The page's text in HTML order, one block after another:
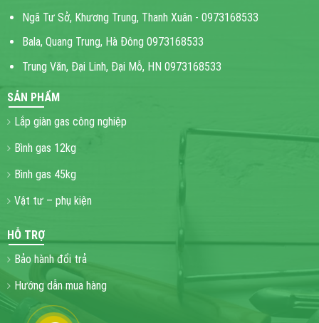
Ngã Tư Sở, Khương Trung, Thanh Xuân - 0973168533
Bala, Quang Trung, Hà Đông 0973168533
Trung Văn, Đại Linh, Đại Mỗ, HN 0973168533
SẢN PHẨM
Lắp giàn gas công nghiệp
Bình gas 12kg
Bình gas 45kg
Vật tư – phụ kiện
HỖ TRỢ
Bảo hành đổi trả
Hướng dẫn mua hàng